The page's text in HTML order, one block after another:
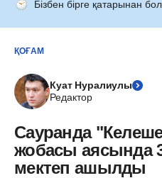
Бізбен бірге қатарынан
ҚОҒАМ
Куат Нуралиулы
Редактор
Сауранда
жобасы аясында
мектеп ашылды